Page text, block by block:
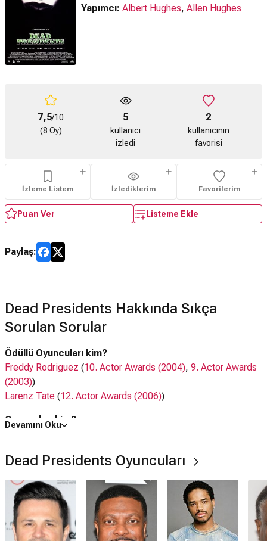
Yapımcı: Albert Hughes, Allen Hughes
7,5/10
(8 Oy)
5
kullanıcı
izledi
2
kullanıcının
favorisi
İzleme Listem İzlediklerim Favorilerim
Puan Ver Listeme Ekle
Paylaş:
Dead Presidents Hakkında Sıkça
Sorulan Sorular
Ödüllü Oyuncuları kim?
Freddy Rodriguez (10. Actor Awards (2004), 9. Actor Awards
(2003))
Larenz Tate (12. Actor Awards (2006))
Oyuncuları kim?
Dead Presidents filmi
ABD'da çekilmiştir.
Kaç saat?
1 saat 59 dakika
Devamını Oku
Dead Presidents Oyuncuları